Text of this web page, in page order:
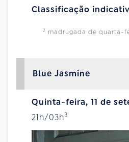
Classificação
2 madrugada de quarta-
Blue Jasmine
Quinta-feira, 11 de
21h/03h3